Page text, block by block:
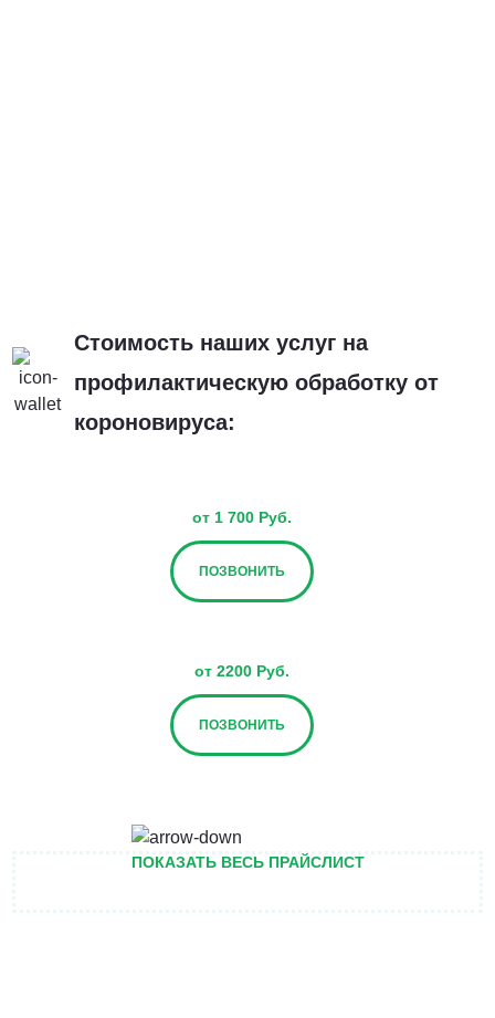
Стоимость наших услуг на
профилактическую обработку от
короновируса:
от 1 700 Руб.
ПОЗВОНИТЬ
от 2200 Руб.
ПОЗВОНИТЬ
ПОКАЗАТЬ ВЕСЬ ПРАЙСЛИСТ